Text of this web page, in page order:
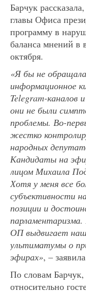
Барчук
главы Офиса
программу в
баланса мнений
октября.
«Я бы не
информационное
Telegram-
они не были
проблемы. Во-
жестко
народных
Кандидаты на
лицом Михаила
Хотя у меня все
субъективности
позиции и
ОП выдвигает
ультиматумы о
эфирах», –
По словам
относительно